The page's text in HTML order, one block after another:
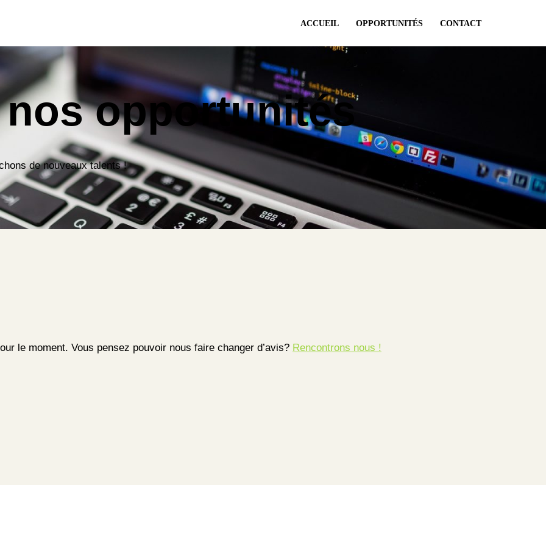
ACCUEIL OPPORTUNITÉS CONTACT
opportunités
de nouveaux talents !
le moment. Vous pensez pouvoir nous faire changer d’avis? Rencontrons nous !